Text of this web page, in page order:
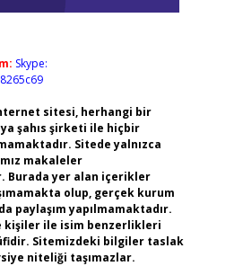
Skype:
sitesi, herhangi bir
şahıs şirketi ile hiçbir
Sitede yalnızca
makaleler
Burada yer alan içerikler
olup, gerçek kurum
paylaşım yapılmamaktadır.
kişiler ile isim benzerlikleri
Sitemizdeki bilgiler taslak
niteliği taşımazlar.